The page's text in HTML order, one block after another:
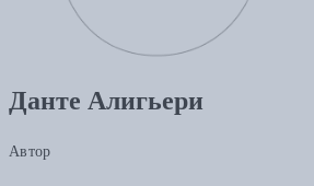
Данте Алигьери
Автор